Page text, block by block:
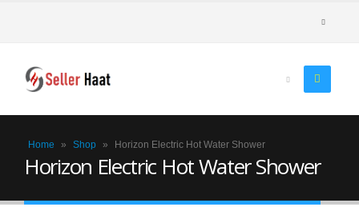
Home » Shop » Horizon Electric Hot Water Shower
Horizon Electric Hot Water Shower